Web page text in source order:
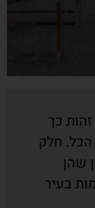
כך
חלק
שהן
בעיר